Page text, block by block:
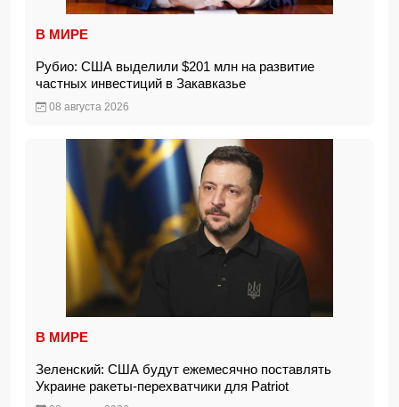
В МИРЕ
Рубио: США выделили $201 млн на развитие
частных инвестиций в Закавказье
08 августа 2026
В МИРЕ
Зеленский: США будут ежемесячно поставлять
Украине ракеты-перехватчики для Patriot